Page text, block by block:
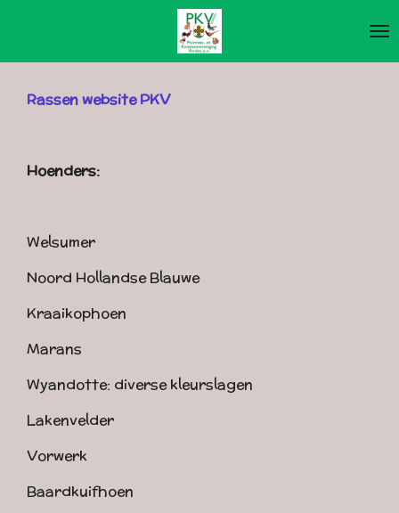
naar
hoofdinhoud
Rassen website PKV
Hoenders:
Welsumer
Noord Hollandse Blauwe
Kraaikophoen
Marans
Wyandotte: diverse kleurslagen
Lakenvelder
Vorwerk
Baardkuifhoen